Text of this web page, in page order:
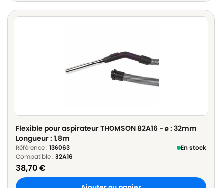
Flexible pour aspirateur THOMSON 82A16 - ø : 32mm
Longueur : 1.8m
Référence : 136063
En stock
Compatible : 82A16
38,70€